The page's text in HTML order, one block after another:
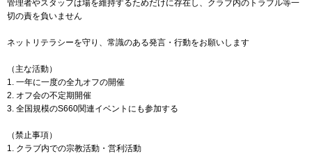
管理者やスタッフは場を維持するためだけに存在し、クラブ内のトラブル等一
切の責を負いません
ネットリテラシーを守り、常識のある発言・行動をお願いします
（主な活動）
1. 一年に一度の全九オフの開催
2. オフ会の不定期開催
3. 全国規模のS660関連イベントにも参加する
（禁止事項）
1. クラブ内での宗教活動・営利活動